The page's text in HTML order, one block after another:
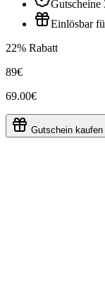
Gutscheine
Einlösbar
22% Rabatt
89€
69.00€
Gutschein kaufen